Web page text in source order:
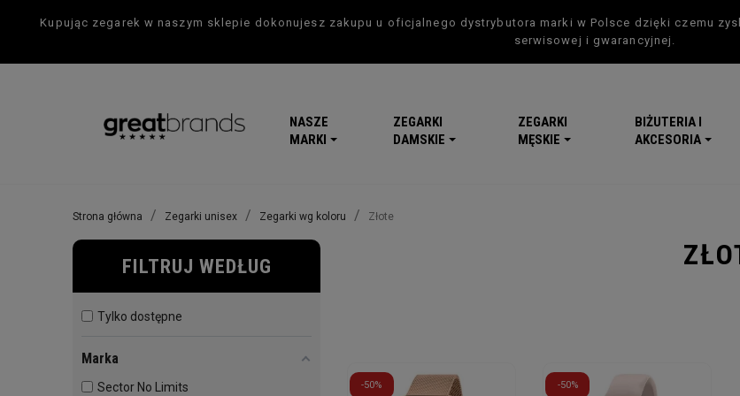
Kupując zegarek w naszym sklepie dokonujesz zakupu u oficjalnego dystrybutora marki w Polsce dzięki czemu
serwisowej i gwarancyjnej.
NASZE
MARKI
ZEGARKI
DAMSKIE
ZEGARKI
MĘSKIE
BIŻUTERIA I
AKCESORIA
Strona główna Zegarki unisex Zegarki wg koloru Złote
FILTRUJ WEDŁUG
Tylko dostępne
Marka
Sector No Limits -50% -50%